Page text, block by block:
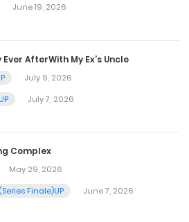
June 19, 2026
AfterWith My Ex’s Uncle
July 9, 2026
July 7, 2026
Complex
May 29, 2026
Finale)UP
June 7, 2026